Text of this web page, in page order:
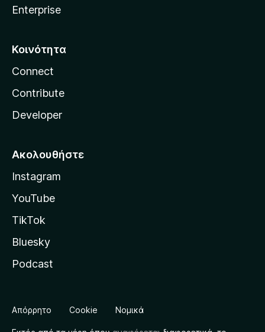
Enterprise
Κοινότητα
Connect
Contribute
Developer
Ακολουθήστε
Instagram
YouTube
TikTok
Bluesky
Podcast
Απόρρητο Cookie Νομικά